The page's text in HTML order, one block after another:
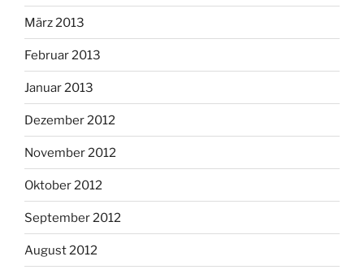
März 2013
Februar 2013
Januar 2013
Dezember 2012
November 2012
Oktober 2012
September 2012
August 2012